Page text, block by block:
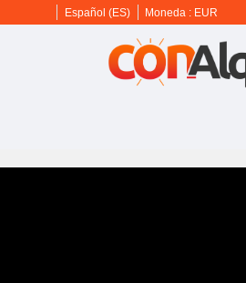
Español (ES) Moneda : EUR